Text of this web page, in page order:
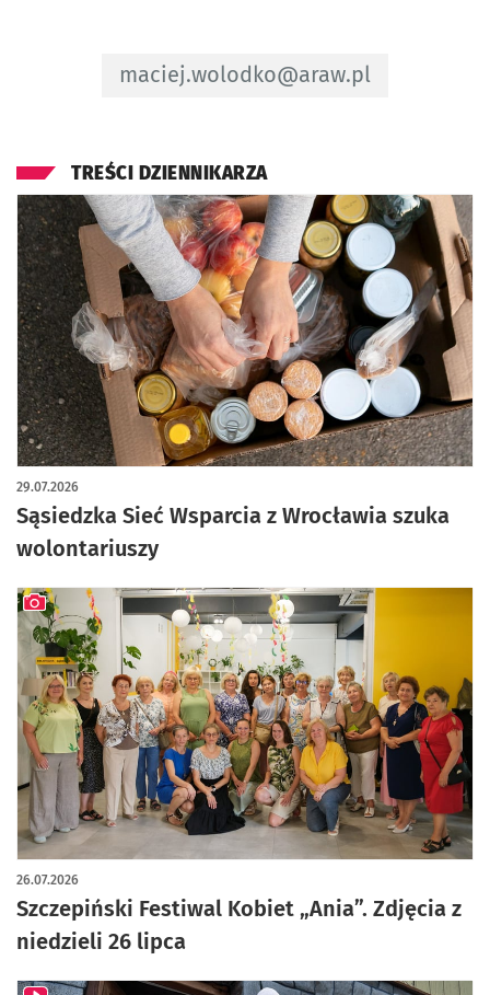
Adres e-mail do Redaktor - Maciej
maciej.wolodko@araw.pl
TREŚCI DZIENNIKARZA
Sąsiedzka Sieć Wsparcia z Wrocławia szuka
wolontariuszy
29.07.2026
Szczepiński Festiwal Kobiet „Ania”. Zdjęcia z
niedzieli 26 lipca
26.07.2026
artykuł z galerią zdjęć